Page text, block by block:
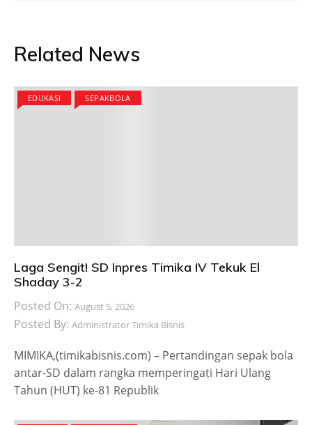
Related News
EDUKASI SEPAKBOLA
Laga Sengit! SD Inpres Timika IV Tekuk El
Shaday 3-2
Posted On: August 5, 2026
Posted By: Administrator Timika Bisnis
MIMIKA,(timikabisnis.com) – Pertandingan sepak bola
antar-SD dalam rangka memperingati Hari Ulang
Tahun (HUT) ke-81 Republik